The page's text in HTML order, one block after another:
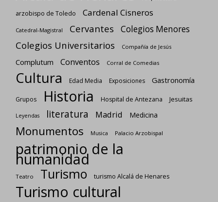
arzobispo de Toledo
Cardenal Cisneros
Catedral-Magistral Cervantes Colegios Menores
Colegios Universitarios Compañía de Jesús
Complutum Conventos Corral de Comedias
Cultura Edad Media Exposiciones Gastronomía
Grupos Historia Hospital de Antezana Jesuitas
Leyendas literatura Madrid Medicina
Monumentos Musica Palacio Arzobispal
patrimonio de la
humanidad
Teatro Turismo turismo Alcalá de Henares
Turismo cultural